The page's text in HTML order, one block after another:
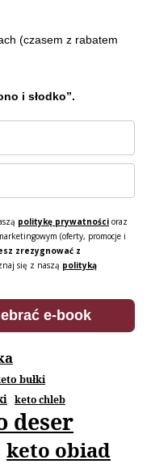
(czasem z rabatem
i słodko”.
politykę prywatności oraz
(oferty, promocje i
zrezygnować z
się z naszą polityką
e-book
bułki
keto chleb
deser
keto obiad